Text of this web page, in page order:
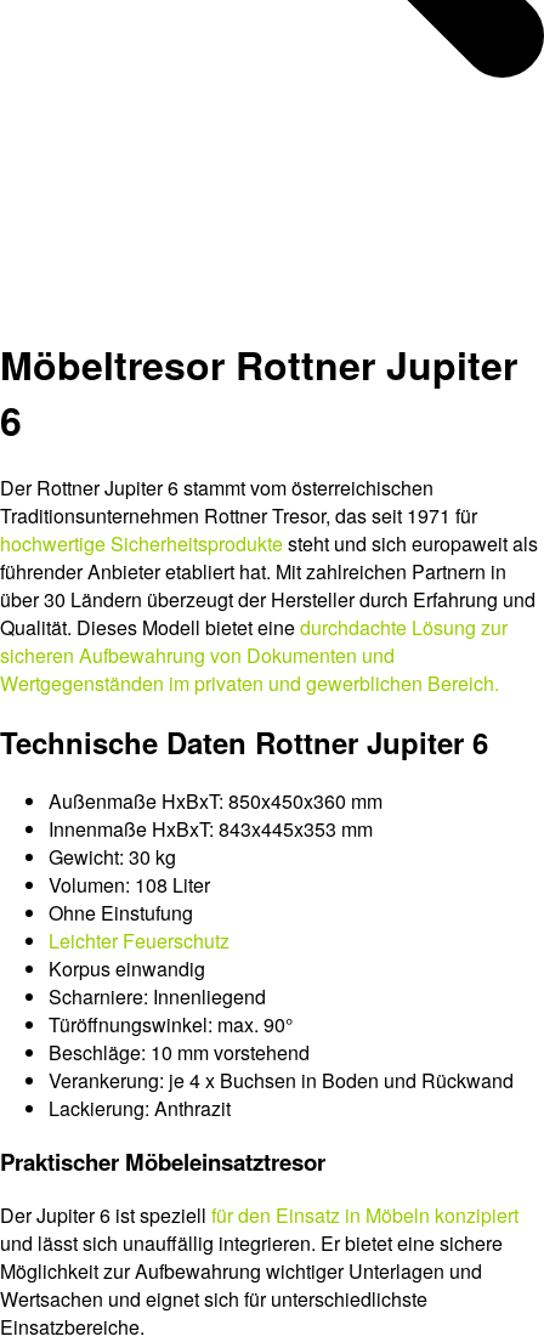
Möbeltresor Rottner Jupiter
6
Der Rottner Jupiter 6 stammt vom österreichischen
Traditionsunternehmen Rottner Tresor, das seit 1971 für
hochwertige Sicherheitsproduktesteht und sich europaweit als
führender Anbieter etabliert hat. Mit zahlreichen Partnern in
über 30 Ländern überzeugt der Hersteller durch Erfahrung und
Qualität. Dieses Modell bietet einedurchdachte Lösung zur
sicheren Aufbewahrung von Dokumenten und
Wertgegenständen im privaten und gewerblichen Bereich.
Technische Daten Rottner Jupiter 6
Außenmaße HxBxT: 850x450x360 mm
Innenmaße HxBxT: 843x445x353 mm
Gewicht: 30 kg
Volumen: 108 Liter
Ohne Einstufung
Leichter Feuerschutz
Korpus einwandig
Scharniere: Innenliegend
Türöffnungswinkel: max. 90°
Beschläge: 10 mm vorstehend
Verankerung: je 4 x Buchsen in Boden und Rückwand
Lackierung: Anthrazit
Praktischer Möbeleinsatztresor
Der Jupiter 6 ist speziell für den Einsatz in Möbeln konzipiert
und lässt sich unauffällig integrieren. Er bietet eine sichere
Möglichkeit zur Aufbewahrung wichtiger Unterlagen und
Wertsachen und eignet sich für unterschiedlichste
Einsatzbereiche.